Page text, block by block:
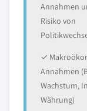
Annahmen
Risiko von
✓
Annahmen
Wachstum,
Währung)